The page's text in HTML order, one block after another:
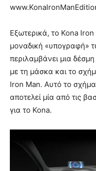
Εξωτερικά, το Kona Iron
μοναδική «υπογραφή»
περιλαμβάνει μια
με τη μάσκα και το
Iron Man. Αυτό το
αποτελεί μία από τις
για το Kona.